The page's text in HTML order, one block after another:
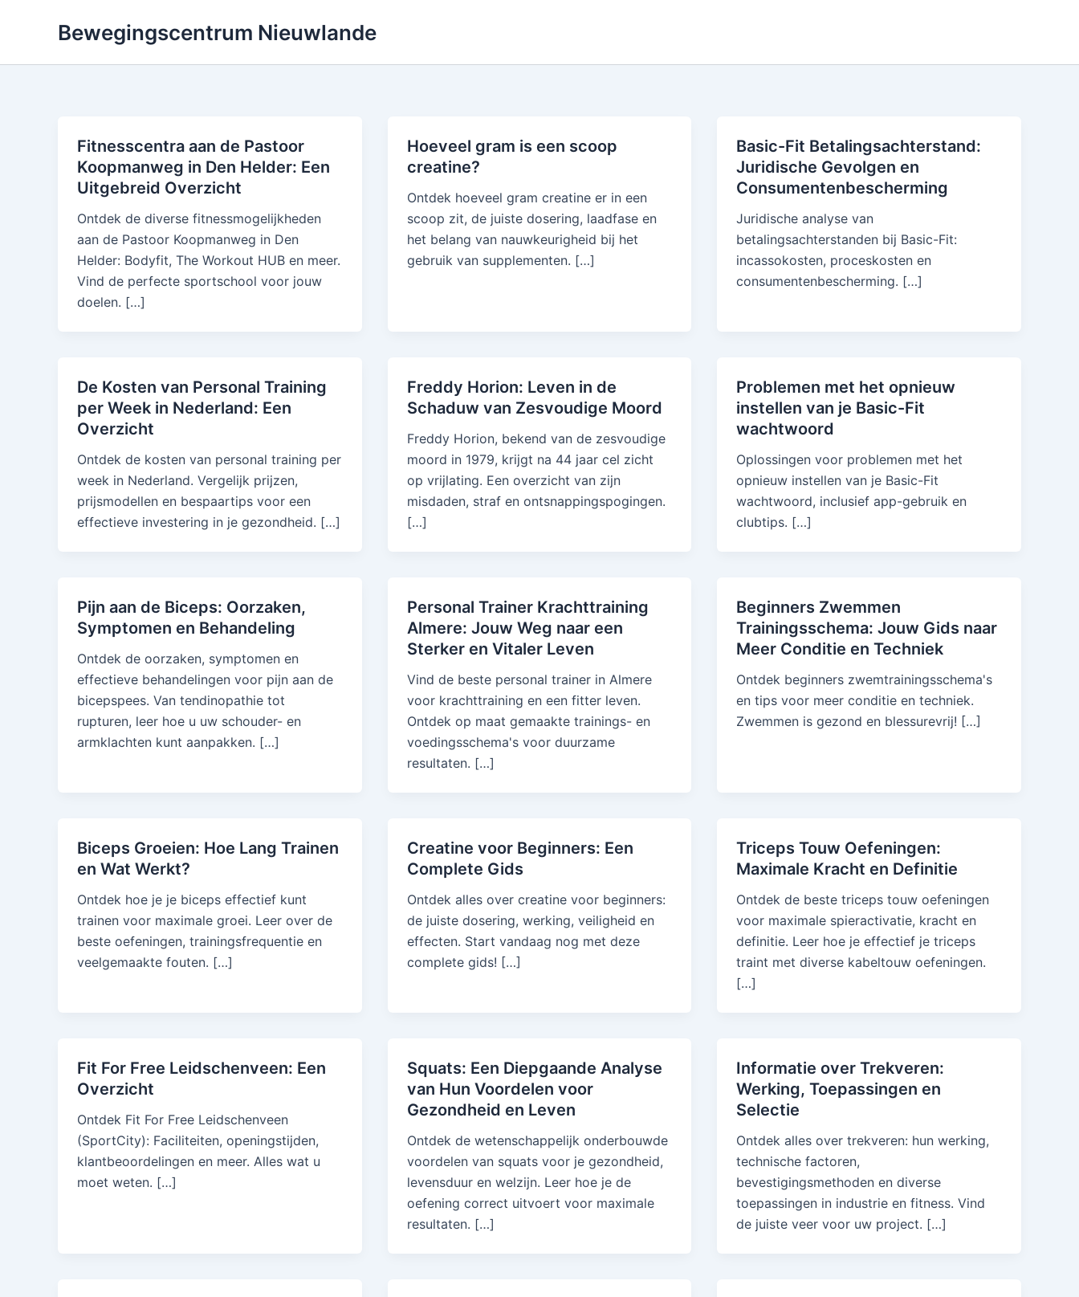
Bewegingscentrum Nieuwlande
Fitnesscentra aan de Pastoor
Koopmanweg in Den Helder: Een
Uitgebreid Overzicht
Ontdek de diverse fitnessmogelijkheden
aan de Pastoor Koopmanweg in Den
Helder: Bodyfit, The Workout HUB en meer.
Vind de perfecte sportschool voor jouw
doelen. […]
Hoeveel gram is een scoop
creatine?
Ontdek hoeveel gram creatine er in een
scoop zit, de juiste dosering, laadfase en
het belang van nauwkeurigheid bij het
gebruik van supplementen. […]
Basic-Fit Betalingsachterstand:
Juridische Gevolgen en
Consumentenbescherming
Juridische analyse van
betalingsachterstanden bij Basic-Fit:
incassokosten, proceskosten en
consumentenbescherming. […]
De Kosten van Personal Training
per Week in Nederland: Een
Overzicht
Ontdek de kosten van personal training per
week in Nederland. Vergelijk prijzen,
prijsmodellen en bespaartips voor een
effectieve investering in je gezondheid. […]
Freddy Horion: Leven in de
Schaduw van Zesvoudige Moord
Freddy Horion, bekend van de zesvoudige
moord in 1979, krijgt na 44 jaar cel zicht
op vrijlating. Een overzicht van zijn
misdaden, straf en ontsnappingspogingen.
[…]
Problemen met het opnieuw
instellen van je Basic-Fit
wachtwoord
Oplossingen voor problemen met het
opnieuw instellen van je Basic-Fit
wachtwoord, inclusief app-gebruik en
clubtips. […]
Pijn aan de Biceps: Oorzaken,
Symptomen en Behandeling
Ontdek de oorzaken, symptomen en
effectieve behandelingen voor pijn aan de
bicepspees. Van tendinopathie tot
rupturen, leer hoe u uw schouder- en
armklachten kunt aanpakken. […]
Personal Trainer Krachttraining
Almere: Jouw Weg naar een
Sterker en Vitaler Leven
Vind de beste personal trainer in Almere
voor krachttraining en een fitter leven.
Ontdek op maat gemaakte trainings- en
voedingsschema's voor duurzame
resultaten. […]
Beginners Zwemmen
Trainingsschema: Jouw Gids naar
Meer Conditie en Techniek
Ontdek beginners zwemtrainingsschema's
en tips voor meer conditie en techniek.
Zwemmen is gezond en blessurevrij! […]
Biceps Groeien: Hoe Lang Trainen
en Wat Werkt?
Ontdek hoe je je biceps effectief kunt
trainen voor maximale groei. Leer over de
beste oefeningen, trainingsfrequentie en
veelgemaakte fouten. […]
Creatine voor Beginners: Een
Complete Gids
Ontdek alles over creatine voor beginners:
de juiste dosering, werking, veiligheid en
effecten. Start vandaag nog met deze
complete gids! […]
Triceps Touw Oefeningen:
Maximale Kracht en Definitie
Ontdek de beste triceps touw oefeningen
voor maximale spieractivatie, kracht en
definitie. Leer hoe je effectief je triceps
traint met diverse kabeltouw oefeningen.
[…]
Fit For Free Leidschenveen: Een
Overzicht
Ontdek Fit For Free Leidschenveen
(SportCity): Faciliteiten, openingstijden,
klantbeoordelingen en meer. Alles wat u
moet weten. […]
Squats: Een Diepgaande Analyse
van Hun Voordelen voor
Gezondheid en Leven
Ontdek de wetenschappelijk onderbouwde
voordelen van squats voor je gezondheid,
levensduur en welzijn. Leer hoe je de
oefening correct uitvoert voor maximale
resultaten. […]
Informatie over Trekveren:
Werking, Toepassingen en
Selectie
Ontdek alles over trekveren: hun werking,
technische factoren,
bevestigingsmethoden en diverse
toepassingen in industrie en fitness. Vind
de juiste veer voor uw project. […]